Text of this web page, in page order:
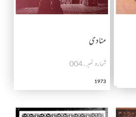
منادی
شمارہ نمبر۔004
1973